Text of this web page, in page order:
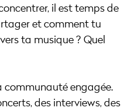
il est temps de
et comment tu
ta musique ? Quel
engagée.
des interviews, des